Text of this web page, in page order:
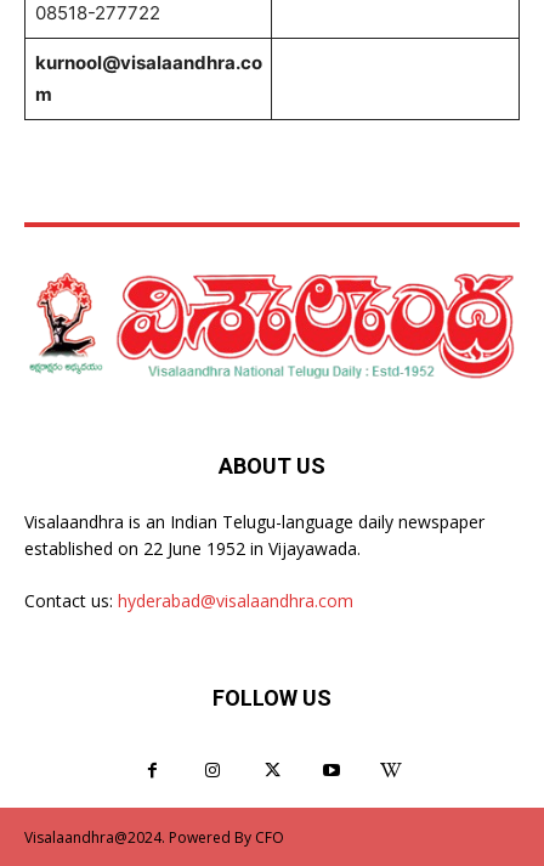
08518-277722
kurnool@visalaandhra.co
m
ABOUT US
Visalaandhra is an Indian Telugu-language daily newspaper
established on 22 June 1952 in Vijayawada.
Contact us: hyderabad@visalaandhra.com
FOLLOW US
Visalaandhra@2024. Powered By CFO